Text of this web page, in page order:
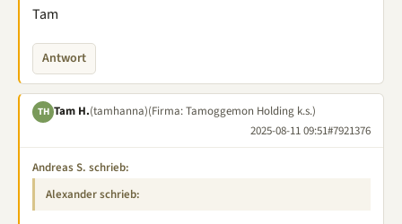
Tam
Antwort
TH Tam H.(tamhanna)(Firma: Tamoggemon Holding k.s.)
2025-08-11 09:51#7921376
Andreas S. schrieb:
Alexander schrieb: